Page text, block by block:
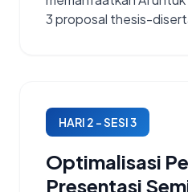
3 proposal thesis-
HARI 2 – SESI 3
Optimalisasi
Presentasi